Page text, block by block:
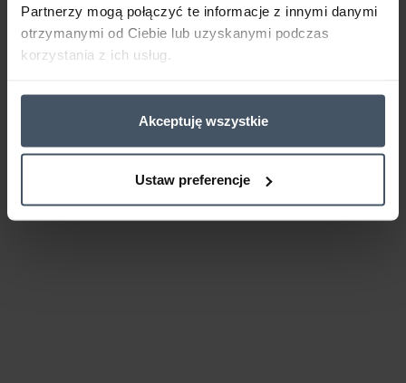
Partnerzy mogą połączyć te informacje z innymi danymi
otrzymanymi od Ciebie lub uzyskanymi podczas
korzystania z ich usług.
Akceptuję wszystkie
Ustaw preferencje